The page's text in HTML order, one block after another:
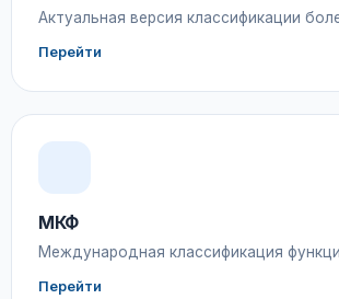
Актуальная версия классификации
Перейти
МКФ
Международная классификация
Перейти